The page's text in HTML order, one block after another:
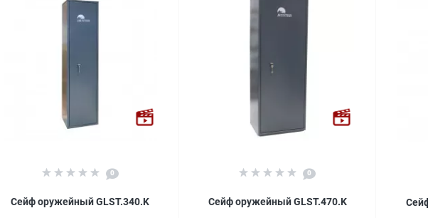
0
Сейф оружейный GLST.340.K
0
Сейф оружейный GLST.470.K